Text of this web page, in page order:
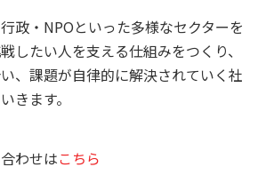
政・NPOといった多様なセクターを
したい人を支える仕組みをつくり、
、課題が自律的に解決されていく社
きます。
わせはこちら